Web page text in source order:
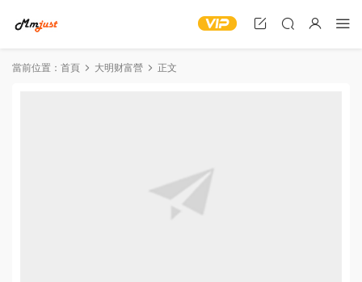
當前位置： 首頁 大明财富營 正文